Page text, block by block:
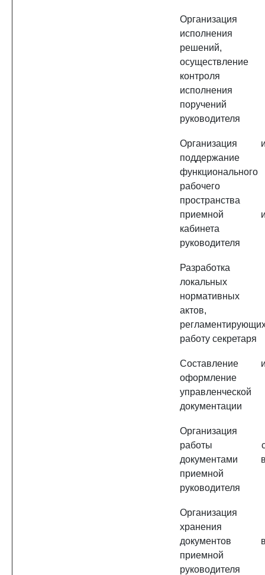
Организация
исполнения
решений,
осуществление
контроля
исполнения
поручений
руководителя
Организация
поддержание
функционального
рабочего
пространства
приемной
кабинета
руководителя
Разработка
локальных
нормативных
актов,
работу секретаря
Составление
оформление
управленческой
документации
Организация
работы
документами
приемной
руководителя
Организация
хранения
документов
приемной
руководителя